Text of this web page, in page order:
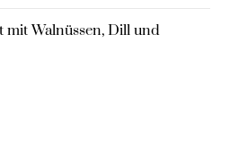
mit Walnüssen, Dill und